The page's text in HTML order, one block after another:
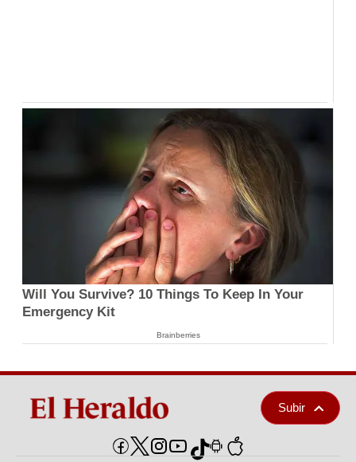
Will You Survive? 10 Things To Keep In Your
Emergency Kit
Brainberries
Subir